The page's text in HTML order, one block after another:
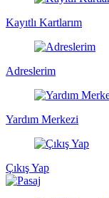
Kayıtlı Kartlarım
Adreslerim
Yardım Merkezi
Çıkış Yap